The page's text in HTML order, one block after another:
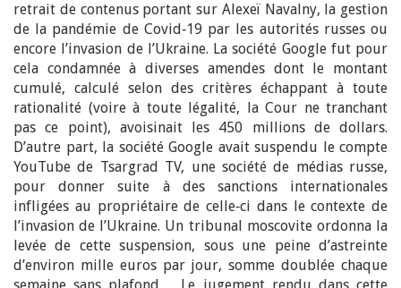
retrait de contenus portant sur Alexeï Navalny, la gestion
de la pandémie de Covid‑19 par les autorités russes ou
encore l’invasion de l’Ukraine. La société Google fut pour
cela condamnée à diverses amendes dont le montant
cumulé, calculé selon des critères échappant à toute
rationalité (voire à toute légalité, la Cour ne tranchant
pas ce point), avoisinait les 450 millions de dollars.
D’autre part, la société Google avait suspendu le compte
YouTube de Tsargrad TV, une société de médias russe,
pour donner suite à des sanctions internationales
infligées au propriétaire de celle‑ci dans le contexte de
l’invasion de l’Ukraine. Un tribunal moscovite ordonna la
levée de cette suspension, sous une peine d’astreinte
d’environ mille euros par jour, somme doublée chaque